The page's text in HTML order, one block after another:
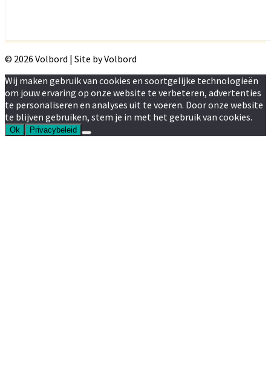
© 2026 Volbord | Site by Volbord
Wij maken gebruik van cookies en soortgelijke technologieën
om jouw ervaring op onze website te verbeteren, advertenties
te personaliseren en analyses uit te voeren. Door onze website
te blijven gebruiken, stem je in met het gebruik van cookies.
Ok Privacybeleid